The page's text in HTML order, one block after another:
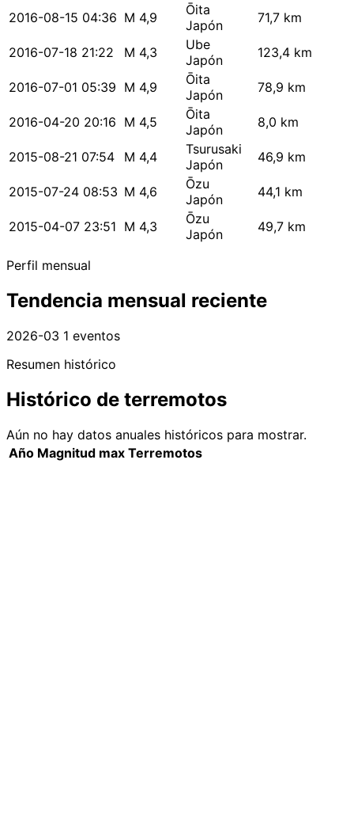
2016-08-15 04:36 M 4,9
Ōita
Japón
71,7 km
2016-07-18 21:22 M 4,3
Ube
Japón
123,4 km
2016-07-01 05:39 M 4,9
Ōita
Japón
78,9 km
2016-04-20 20:16 M 4,5
Ōita
Japón
8,0 km
2015-08-21 07:54 M 4,4
Tsurusaki
Japón
46,9 km
2015-07-24 08:53 M 4,6
Ōzu
Japón
44,1 km
2015-04-07 23:51 M 4,3
Ōzu
Japón
49,7 km
Perfil mensual
Tendencia mensual reciente
2026-03 1 eventos
Resumen histórico
Histórico de terremotos
Aún no hay datos anuales históricos para mostrar.
Año Magnitud max Terremotos